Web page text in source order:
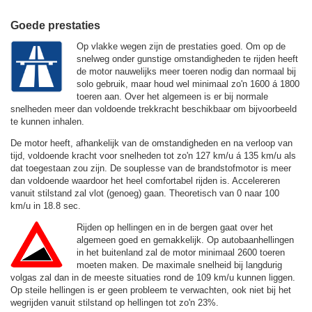
Goede prestaties
Op vlakke wegen zijn de prestaties goed. Om op de
snelweg onder gunstige omstandigheden te rijden heeft
de motor nauwelijks meer toeren nodig dan normaal bij
solo gebruik, maar houd wel minimaal zo'n 1600 á 1800
toeren aan. Over het algemeen is er bij normale
snelheden meer dan voldoende trekkracht beschikbaar om bijvoorbeeld
te kunnen inhalen.
De motor heeft, afhankelijk van de omstandigheden en na verloop van
tijd, voldoende kracht voor snelheden tot zo'n 127 km/u á 135 km/u als
dat toegestaan zou zijn. De souplesse van de brandstofmotor is meer
dan voldoende waardoor het heel comfortabel rijden is. Accelereren
vanuit stilstand zal vlot (genoeg) gaan. Theoretisch van 0 naar 100
km/u in 18.8 sec.
Rijden op hellingen en in de bergen gaat over het
algemeen goed en gemakkelijk. Op autobaanhellingen
in het buitenland zal de motor minimaal 2600 toeren
moeten maken. De maximale snelheid bij langdurig
volgas zal dan in de meeste situaties rond de 109 km/u kunnen liggen.
Op steile hellingen is er geen probleem te verwachten, ook niet bij het
wegrijden vanuit stilstand op hellingen tot zo'n 23%.